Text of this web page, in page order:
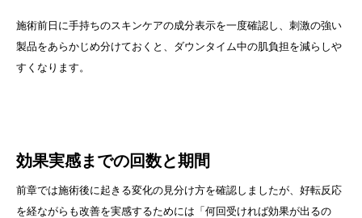
施術前日に手持ちのスキンケアの成分表示を一度確認し、刺激の強い
製品をあらかじめ分けておくと、ダウンタイム中の肌負担を減らしや
すくなります。
効果実感までの回数と期間
前章では施術後に起きる変化の見分け方を確認しましたが、好転反応
を経ながらも改善を実感するためには「何回受ければ効果が出るの